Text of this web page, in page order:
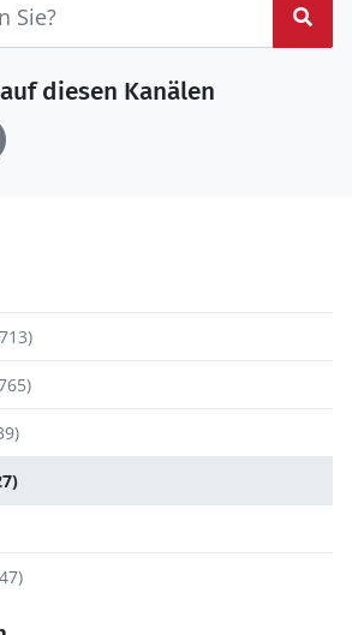
diesen Kanälen